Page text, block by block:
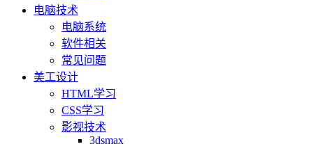
电脑技术
电脑系统
软件相关
常见问题
美工设计
HTML学习
CSS学习
影视技术
3dsmax